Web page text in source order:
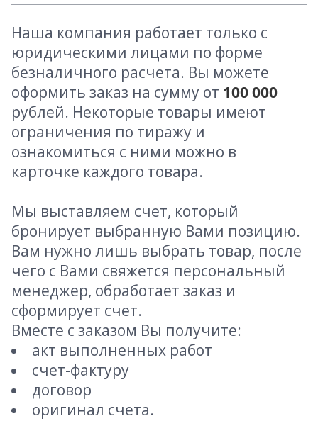
Наша компания работает только с
юридическими лицами по форме
безналичного расчета. Вы можете
оформить заказ на сумму от 100 000
рублей. Некоторые товары имеют
ограничения по тиражу и
ознакомиться с ними можно в
карточке каждого товара.
Мы выставляем счет, который
бронирует выбранную Вами позицию.
Вам нужно лишь выбрать товар, после
чего с Вами свяжется персональный
менеджер, обработает заказ и
сформирует счет.
Вместе с заказом Вы получите:
акт выполненных работ
счет-фактуру
договор
оригинал счета.